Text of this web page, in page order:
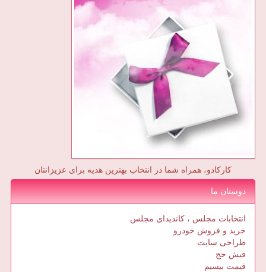
کارکادو، همراه شما در انتخاب بهترین هدیه برای عزیزانتان
دوستان ما
انتخابات مجلس ، کاندیدای مجلس
خرید و فروش خودرو
طراحی سایت
فیش حج
قیمت بیسیم